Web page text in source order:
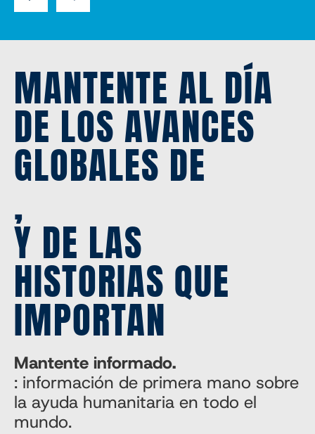
MANTENTE AL DÍA
DE LOS AVANCES
GLOBALES DE
,
Y DE LAS
HISTORIAS QUE
IMPORTAN
Mantente informado.
: información de primera mano sobre
la ayuda humanitaria en todo el
mundo.